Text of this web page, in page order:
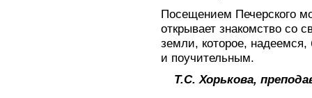
Посещением Печерского
открывает знакомство со
земли, которое,
и поучительным.
Т.С. Хорькова,